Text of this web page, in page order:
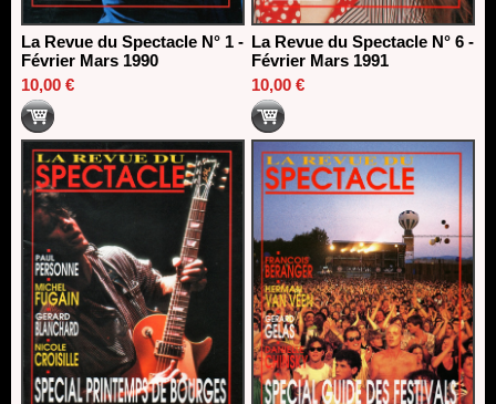
La Revue du Spectacle N° 1 -
Février Mars 1990
10,00 €
La Revue du Spectacle N° 6 -
Février Mars 1991
10,00 €